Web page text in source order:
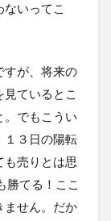
いってこ
すが、将来の
ているとこ
。でもこうい
１３日の陽転
も売りとは思
勝てる！ここ
ません。だか